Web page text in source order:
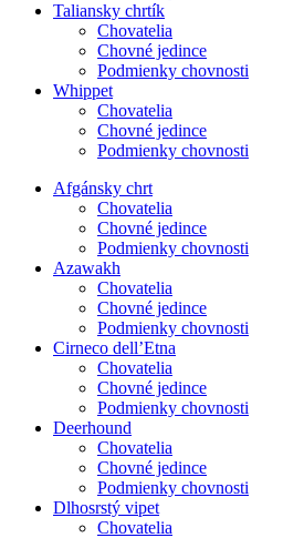
Taliansky chrtík
Chovatelia
Chovné jedince
Podmienky chovnosti
Whippet
Chovatelia
Chovné jedince
Podmienky chovnosti
Afgánsky chrt
Chovatelia
Chovné jedince
Podmienky chovnosti
Azawakh
Chovatelia
Chovné jedince
Podmienky chovnosti
Cirneco dell’Etna
Chovatelia
Chovné jedince
Podmienky chovnosti
Deerhound
Chovatelia
Chovné jedince
Podmienky chovnosti
Dlhosrstý vipet
Chovatelia